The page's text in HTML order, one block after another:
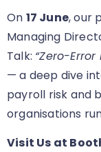
On 17 June, our
Managing
Talk: “Zero-
— a deep dive
payroll risk and
organisations
Visit Us at